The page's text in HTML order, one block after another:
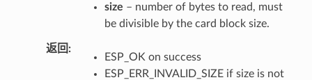
size – number of bytes to read, must
be divisible by the card block size.
返回
ESP_OK on success
ESP_ERR_INVALID_SIZE if size is not